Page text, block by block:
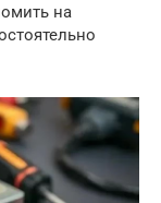
на